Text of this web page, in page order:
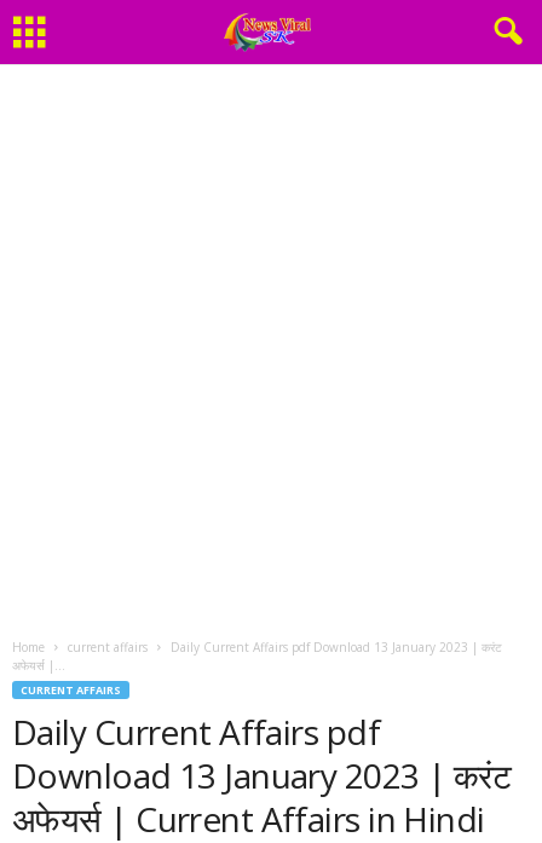
Home current affairs
Daily Current Affairs pdf Download 13 January 2023 | करंट
अफेयर्स |...
CURRENT AFFAIRS
Daily Current Affairs pdf
Download 13 January 2023 | करंट
अफेयर्स | Current Affairs in Hindi